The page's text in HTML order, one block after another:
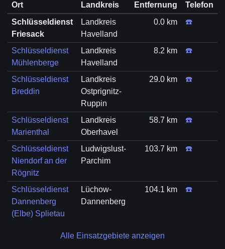
Ort Landkreis Entfernung
Telefon
Schlüsseldienst
Friesack
Landkreis
Havelland
0.0 km ☎️
Schlüsseldienst
Mühlenberge
Landkreis
Havelland
8.2 km ☎️
Schlüsseldienst
Breddin
Landkreis
Ostprignitz-
Ruppin
29.0 km ☎️
Schlüsseldienst
Marienthal
Landkreis
Oberhavel
58.7 km ☎️
Schlüsseldienst
Niendorf an der
Rögnitz
Ludwigslust-
Parchim
103.7 km ☎️
Schlüsseldienst
Dannenberg
(Elbe) Splietau
Lüchow-
Dannenberg
104.1 km ☎️
Alle Einsatzgebiete anzeigen